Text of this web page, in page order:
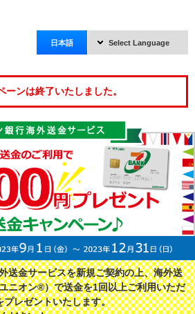
日本語 Select Language
ーンは終了いたしました。
送金サービスを新規ご契約の上、海外送
ニオン®）で送金を1回以上ご利用いただ
プレゼントいたします。